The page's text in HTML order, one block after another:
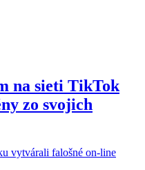
na sieti TikTok
zo svojich